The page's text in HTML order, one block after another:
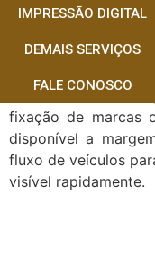
IMPRESSÃO DIGITAL
DEMAIS SERVIÇOS
FALE CONOSCO
Muito usado no
fixação de marcas
disponível a
fluxo de veículos
visível rapidamente.